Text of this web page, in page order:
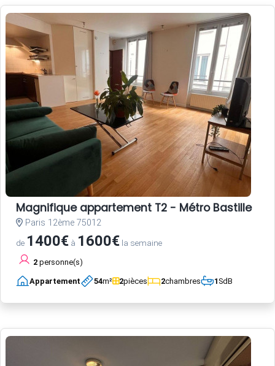
Magnifique appartement T2 - Métro Bastille
Paris 12ème 75012
de 1400€ à 1600€ la semaine
2 personne(s)
Appartement 54m² 2pièces 2chambres 1SdB